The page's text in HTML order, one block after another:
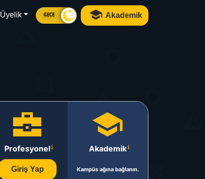
Üyelik GECE Akademik
Profesyonel
Giriş Yap
Akademik
Kampüs ağına bağlanın.